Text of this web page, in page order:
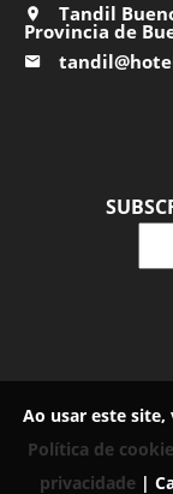
Tandil
Provincia de
Ao usar este site,
Política de
privacidade|